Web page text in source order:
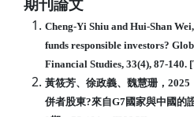
期刊論文
Cheng-Yi Shiu and Hui-Shan
funds responsible investors?
Financial Studies, 33(4), 87-140.
黃筱芳、徐政義、魏慧珊，
併者股東?來自G7國家與中國的